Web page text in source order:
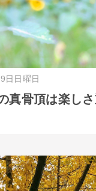
日日曜日
真骨頂は楽し